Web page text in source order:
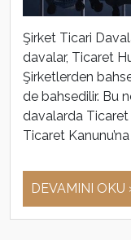
Şirket Ticari
davalar, Ticaret
Şirketlerden
de bahsedilir. Bu
davalarda Ticaret
Ticaret
DEVAMINI OKU